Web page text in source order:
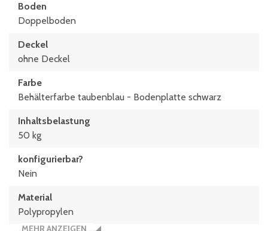
Boden
Doppelboden
Deckel
ohne Deckel
Farbe
Behälterfarbe taubenblau - Bodenplatte schwarz
Inhaltsbelastung
50 kg
konfigurierbar?
Nein
Material
Polypropylen
MEHR ANZEIGEN